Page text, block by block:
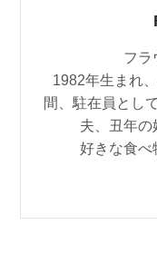
フラ
1982年生まれ
間、駐在員とし
夫、丑年の
好きな食べ